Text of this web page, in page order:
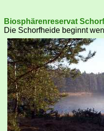
Biosphärenreservat
Die Schorfheide beginnt